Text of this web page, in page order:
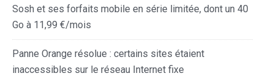
Sosh et ses forfaits mobile en série limitée, dont un 40
Go à 11,99 €/mois
Panne Orange résolue : certains sites étaient
inaccessibles sur le réseau Internet fixe